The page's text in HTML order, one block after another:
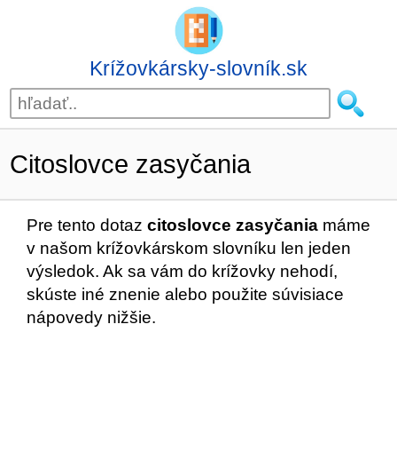
Krížovkársky-slovník.sk
Citoslovce zasyčania
Pre tento dotaz citoslovce zasyčania máme
v našom krížovkárskom slovníku len jeden
výsledok. Ak sa vám do krížovky nehodí,
skúste iné znenie alebo použite súvisiace
nápovedy nižšie.